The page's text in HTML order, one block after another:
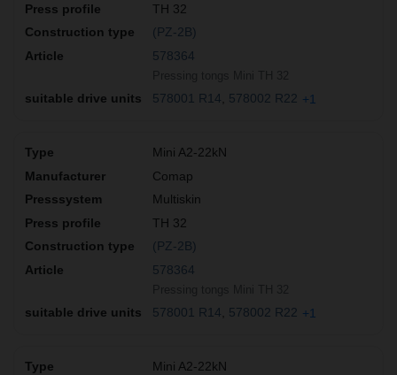
TH 32
(PZ-2B)
578364
578001 R14 578002 R22 +1
Mini A2-22kN
Comap
Multiskin
TH 32
(PZ-2B)
578364
578001 R14 578002 R22 +1
Mini A2-22kN